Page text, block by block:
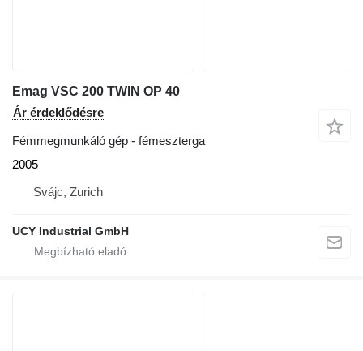
Emag VSC 200 TWIN OP 40
Ár érdeklődésre
Fémmegmunkáló gép - fémeszterga
2005
Svájc, Zurich
UCY Industrial GmbH